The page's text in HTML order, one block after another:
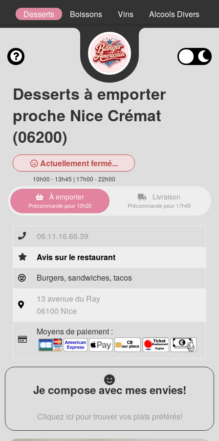
Desserts Boissons Vins Alcools Divers
Desserts à emporter
proche Nice Crémat
(06200)
Actuellement fermé...
10h00 - 13h45 | 17h00 - 22h00
À emporter
Précommande pour 10h20
Livraison
Précommande pour 17h45
06.11.16.66.39
Avis sur le restaurant
Burgers, sandwiches, tacos
13 avenue du Ray
06100 Nice
Moyens de paiement :
Je compose avec mes envies!
Cliquez ici pour trouver vos plats préférés!